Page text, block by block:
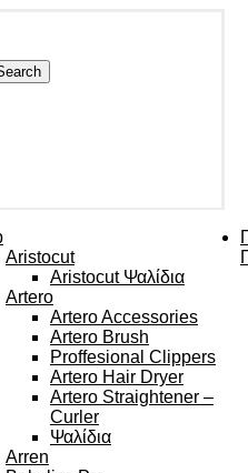
Aristocut
Aristocut Ψαλίδια
Artero
Artero Accessories
Artero Brush
Proffesional Clippers
Artero Hair Dryer
Artero Straightener –
Curler
Ψαλίδια
Arren